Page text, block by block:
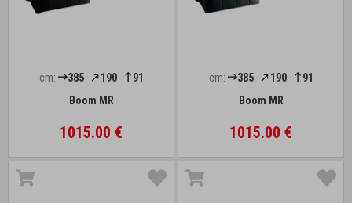
cm: 385 190
91
Boom MR
1015.00 €
cm: 385 190
91
Boom MR
1015.00 €